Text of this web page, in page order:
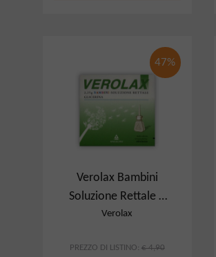
47%
Verolax Bambini
Soluzione Rettale 6
Clismi 2,25G
Verolax
PREZZO DI LISTINO: € 4,90